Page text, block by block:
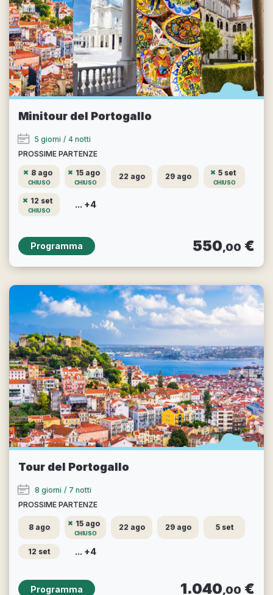
Minitour del Portogallo
5 giorni / 4 notti
PROSSIME PARTENZE
8 ago
CHIUSO
15 ago
CHIUSO
22 ago 29 ago 5 set
CHIUSO
12 set
CHIUSO
... +4
Programma 550,00 €
Tour del Portogallo
8 giorni / 7 notti
PROSSIME PARTENZE
8 ago 15 ago
CHIUSO
22 ago 29 ago 5 set
12 set ... +4
Programma 1.040,00 €